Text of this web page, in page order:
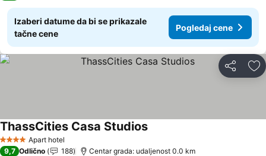
Izaberi datume da bi se prikazale
tačne cene
Pogledaj cene
Deli
4 ZvezdiceApart hotel
ThassCities Casa Studios
9,7 Odlično 188 Centar grada: udaljenost 0.0 km